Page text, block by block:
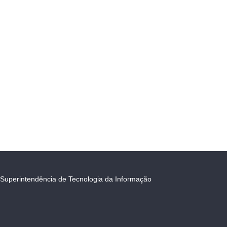
Superintendência de Tecnologia da Informação